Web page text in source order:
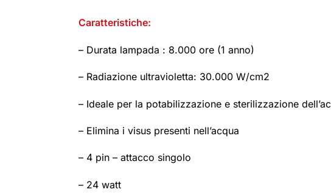
Caratteristiche:
– Durata lampada : 8.000 ore (1 anno)
– Radiazione ultravioletta: 30.000 W/cm2
– Ideale per la potabilizzazione e sterilizzazione
– Elimina i visus presenti nell’acqua
– 4 pin – attacco singolo
– 24 watt